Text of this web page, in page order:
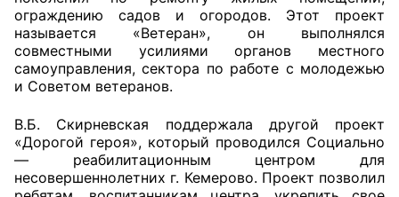
Порядок работы ЦОН
Аппарат ОП КО
УСТАВ ГКУ “АППАРАТ ОП КО”
Доходы руководителя за 2024 г.
ограждению садов и огородов. Этот проект
называется «Ветеран», он выполнялся
совместными усилиями органов местного
самоуправления, сектора по работе с молодежью
и Советом ветеранов.
В.Б. Скирневская поддержала другой проект
«Дорогой героя», который проводился Социально
— реабилитационным центром для
несовершеннолетних г. Кемерово. Проект позволил